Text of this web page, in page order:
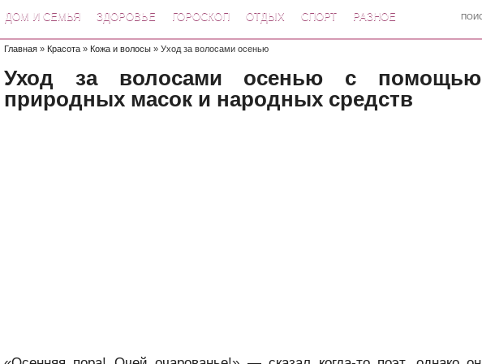
ДОМ И СЕМЬЯ ЗДОРОВЬЕ ГОРОСКОП ОТДЫХ СПОРТ РАЗНОЕ
Главная » Красота » Кожа и волосы » Уход за волосами осенью
Уход за волосами осенью с помощью
природных масок и народных средств